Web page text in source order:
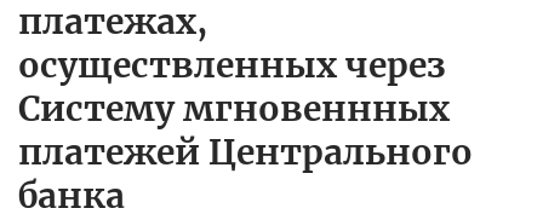
платежах,
осуществленных через
Систему мгновеннных
платежей Центрального
банка